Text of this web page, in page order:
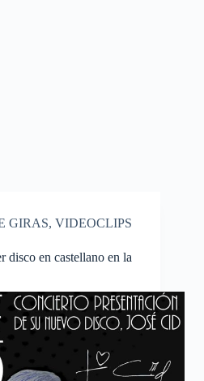
GIRAS, VIDEOCLIPS
disco en castellano en la